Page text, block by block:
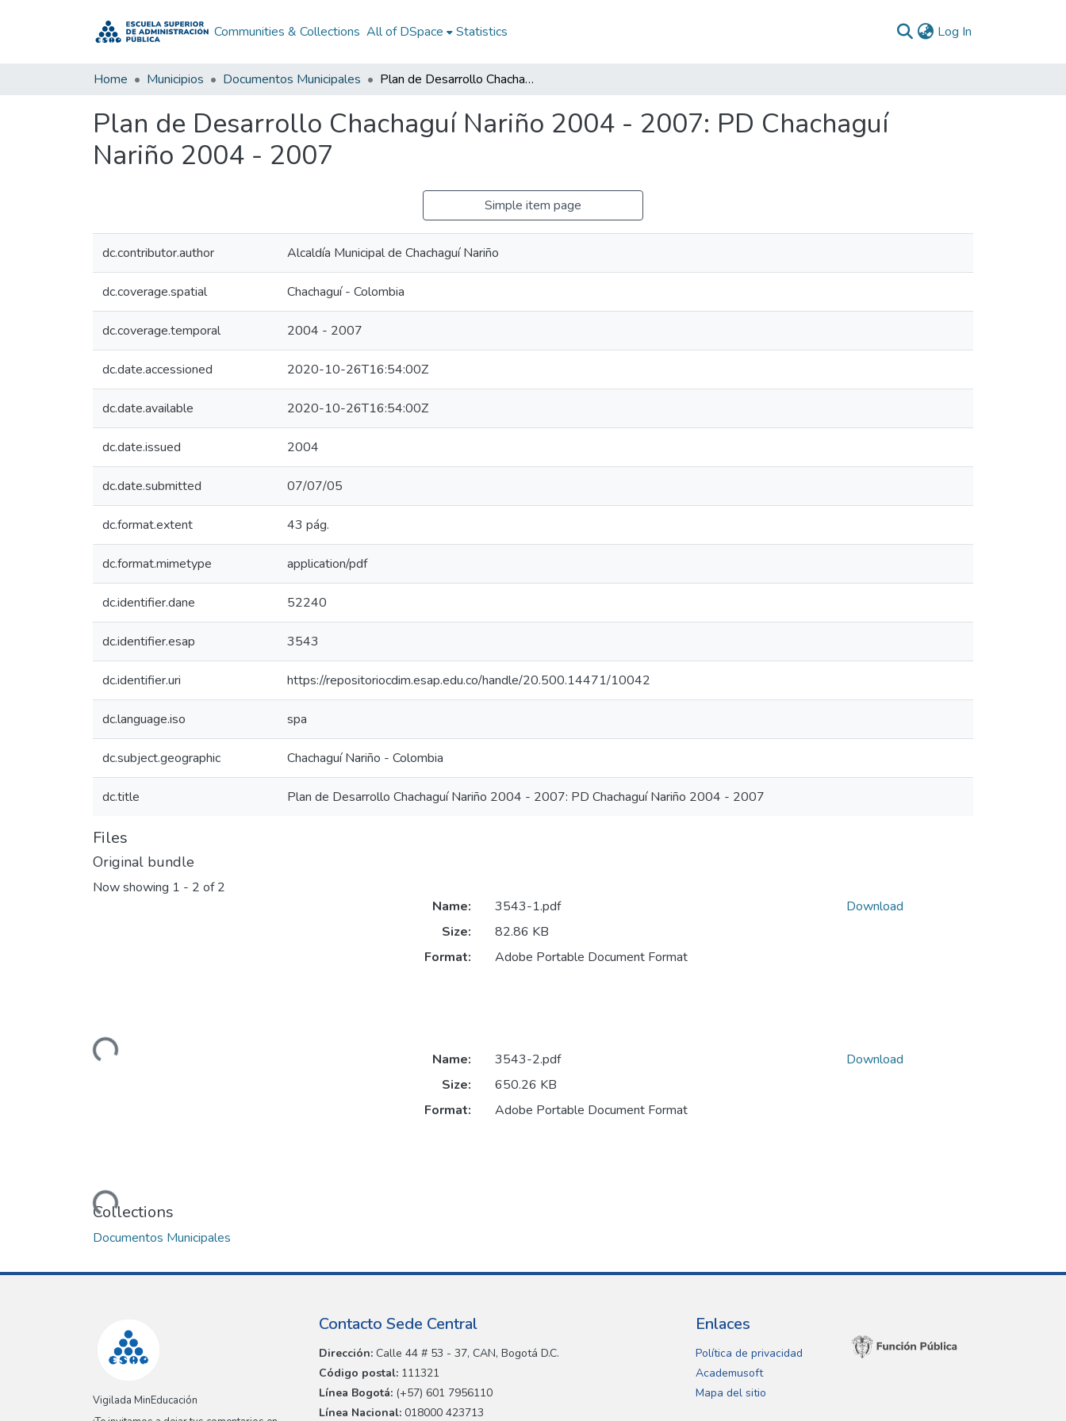
Communities & Collections All of DSpace Statistics Log In
Home Municipios Documentos Municipales Plan de Desarrollo Chachaguí Nariño 2004 - 2007: PD Chachaguí Nariño 2004 - 2007
Plan de Desarrollo Chachaguí Nariño 2004 - 2007: PD Chachaguí
Nariño 2004 - 2007
Simple item page
dc.contributor.author Alcaldía Municipal de Chachaguí Nariño
dc.coverage.spatial Chachaguí - Colombia
dc.coverage.temporal 2004 - 2007
dc.date.accessioned 2020-10-26T16:54:00Z
dc.date.available 2020-10-26T16:54:00Z
dc.date.issued 2004
dc.date.submitted 07/07/05
dc.format.extent 43 pág.
dc.format.mimetype application/pdf
dc.identifier.dane 52240
dc.identifier.esap 3543
dc.identifier.uri https://repositoriocdim.esap.edu.co/handle/20.500.14471/10042
dc.language.iso spa
dc.subject.geographic Chachaguí Nariño - Colombia
dc.title Plan de Desarrollo Chachaguí Nariño 2004 - 2007: PD Chachaguí Nariño 2004 - 2007
Files
Original bundle
Now showing 1 - 2 of 2
Loading...
Name:
3543-1.pdf
Size:
82.86 KB
Format:
Adobe Portable Document Format
Download
Loading...
Name:
3543-2.pdf
Size:
650.26 KB
Format:
Adobe Portable Document Format
Download
Collections
Documentos Municipales
Vigilada MinEducación
Contacto Sede Central
Dirección: Calle 44 # 53 - 37, CAN, Bogotá D.C.
Código postal: 111321
Línea Bogotá: (+57) 601 7956110
Línea Nacional: 018000 423713
Enlaces
Política de privacidad
Academusoft
Mapa del sitio